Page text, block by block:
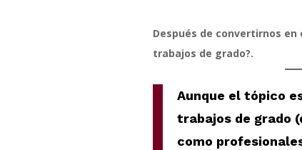
Después de convertirnos en
trabajos de grado?.
Aunque el tópico
trabajos de grado
como